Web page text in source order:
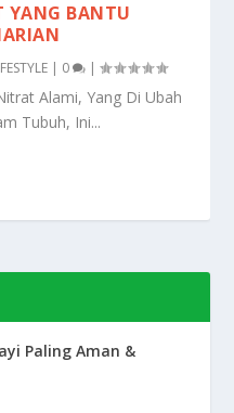
YANG BANTU
0 |
Alami, Yang Di Ubah
Tubuh, Ini...
Paling Aman &